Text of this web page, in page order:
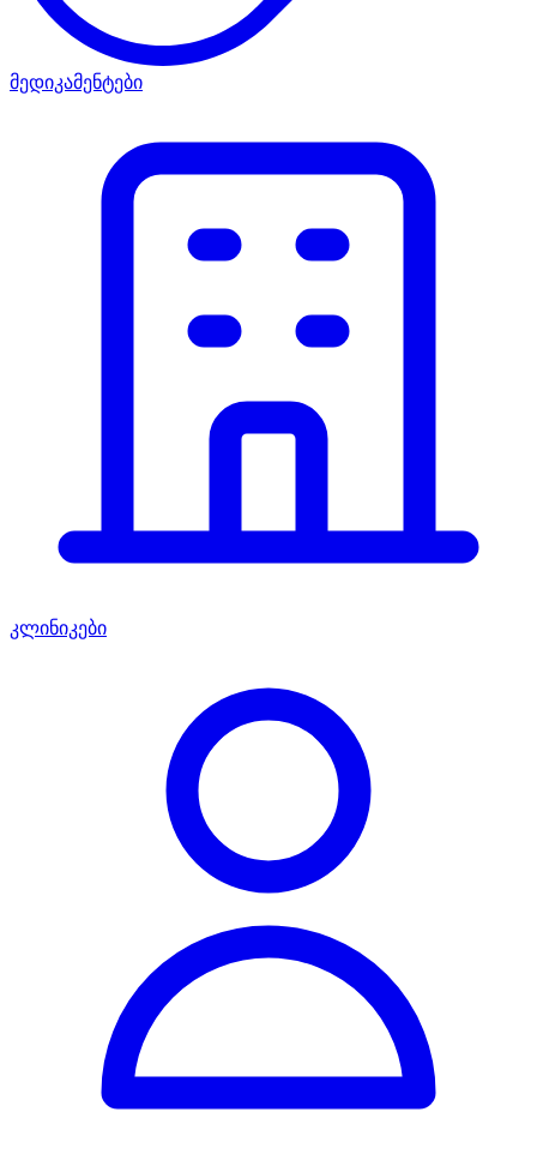
მედიკამენტები
კლინიკები